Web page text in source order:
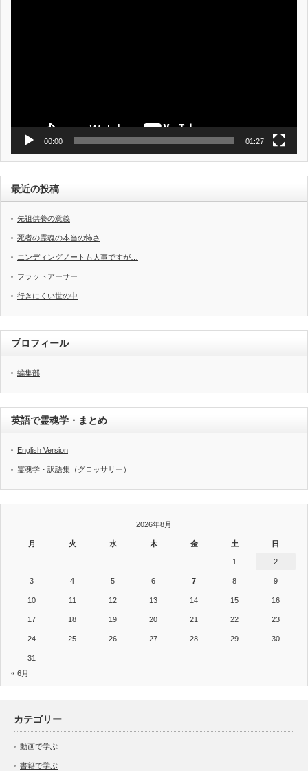
00:00 01:27
最近の投稿
先祖供養の意義
死者の霊魂の本当の怖さ
エンディングノートも大事ですが…
フラットアーサー
行きにくい世の中
プロフィール
編集部
英語で霊魂学・まとめ
English Version
霊魂学・訳語集（グロッサリー）
2026年8月
月 火 水 木 金 土 日
1 2
3 4 5 6 7 8 9
10 11 12 13 14 15 16
17 18 19 20 21 22 23
24 25 26 27 28 29 30
31
« 6月
カテゴリー
動画で学ぶ
書籍で学ぶ